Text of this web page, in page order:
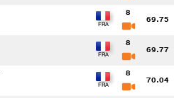
8
69.75
8
69.77
8
70.04